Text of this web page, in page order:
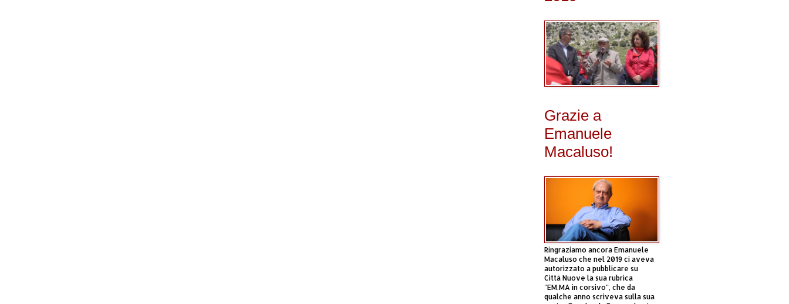
Grazie a
Emanuele
Macaluso!
Ringraziamo ancora Emanuele
Macaluso che nel 2019 ci aveva
autorizzato a pubblicare su
Città Nuove la sua rubrica
"EM.MA in corsivo", che da
qualche anno scriveva sulla sua